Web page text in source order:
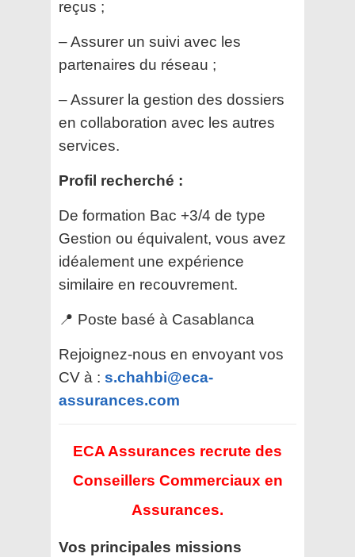
reçus ;
– Assurer un suivi avec les
partenaires du réseau ;
– Assurer la gestion des dossiers
en collaboration avec les autres
services.
Profil recherché :
De formation Bac +3/4 de type
Gestion ou équivalent, vous avez
idéalement une expérience
similaire en recouvrement.
📍 Poste basé à Casablanca
Rejoignez-nous en envoyant vos
CV à : s.chahbi@eca-
assurances.com
ECA Assurances recrute des
Conseillers Commerciaux en
Assurances.
Vos principales missions